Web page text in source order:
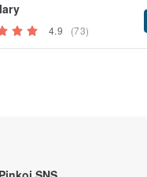
4.9 (73)